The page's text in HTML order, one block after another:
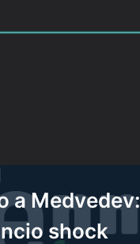
a Medvedev:
shock